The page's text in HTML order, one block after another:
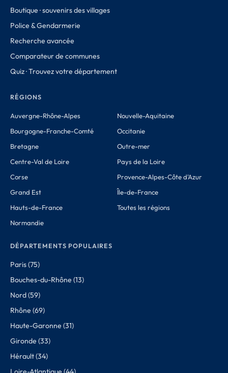
Boutique · souvenirs des villages
Police & Gendarmerie
Recherche avancée
Comparateur de communes
Quiz · Trouvez votre département
RÉGIONS
Auvergne-Rhône-Alpes
Bourgogne-Franche-Comté
Bretagne
Centre-Val de Loire
Corse
Grand Est
Hauts-de-France
Normandie
Nouvelle-Aquitaine
Occitanie
Outre-mer
Pays de la Loire
Provence-Alpes-Côte d'Azur
Île-de-France
Toutes les régions
DÉPARTEMENTS POPULAIRES
Paris (75)
Bouches-du-Rhône (13)
Nord (59)
Rhône (69)
Haute-Garonne (31)
Gironde (33)
Hérault (34)